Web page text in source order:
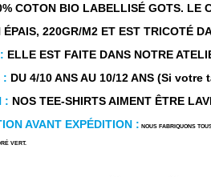
COTON BIO LABELLISÉ GOTS. LE
ÉPAIS, 220GR/M2 ET EST TRICOTÉ
ELLE EST FAITE DANS NOTRE
: DU 4/10 ANS AU 10/12 ANS (Si
: NOS TEE-SHIRTS AIMENT ÊTRE
AVANT EXPÉDITION : NOUS FABRIQUONS
VERT.